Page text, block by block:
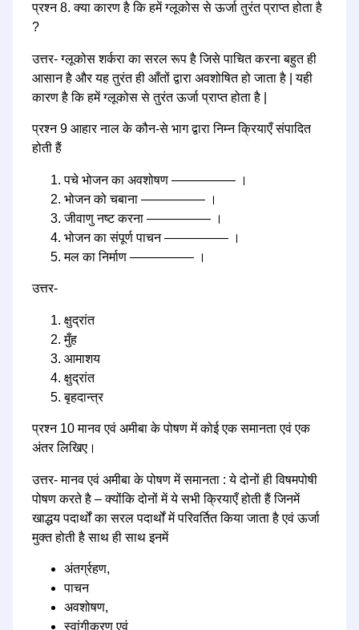
प्रश्न 8. क्या कारण है कि हमें ग्लूकोस से ऊर्जा तुरंत प्राप्त होता है
?
उत्तर- ग्लूकोस शर्करा का सरल रूप है जिसे पाचित करना बहुत ही
आसान है और यह तुरंत ही आँतों द्वारा अवशोषित हो जाता है | यही
कारण है कि हमें ग्लूकोस से तुरंत ऊर्जा प्राप्त होता है |
प्रश्न 9 आहार नाल के कौन-से भाग द्वारा निम्न क्रियाएँ संपादित
होती हैं
पचे भोजन का अवशोषण ————— ।
भोजन को चबाना ————— ।
जीवाणु नष्ट करना ————— ।
भोजन का संपूर्ण पाचन ————— ।
मल का निर्माण ————— ।
उत्तर-
क्षुद्रांत
मुँह
आमाशय
क्षुद्रांत
बृहदान्त्र
प्रश्न 10 मानव एवं अमीबा के पोषण में कोई एक समानता एवं एक
अंतर लिखिए।
उत्तर- मानव एवं अमीबा के पोषण में समानता : ये दोनों ही विषमपोषी
पोषण करते है – क्योंकि दोनों में ये सभी क्रियाएँ होती हैं जिनमें
खाद्धय पदार्थों का सरल पदार्थों में परिवर्तित किया जाता है एवं ऊर्जा
मुक्त होती है साथ ही साथ इनमें
अंतर्ग्रहण,
पाचन
अवशोषण,
स्वांगीकरण एवं